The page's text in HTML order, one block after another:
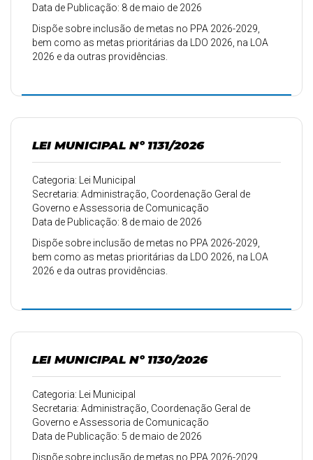
Data de Publicação: 8 de maio de 2026
Dispõe sobre inclusão de metas no PPA 2026-2029,
bem como as metas prioritárias da LDO 2026, na LOA
2026 e da outras providências.
LEI MUNICIPAL Nº 1131/2026
Categoria: Lei Municipal
Secretaria: Administração, Coordenação Geral de
Governo e Assessoria de Comunicação
Data de Publicação: 8 de maio de 2026
Dispõe sobre inclusão de metas no PPA 2026-2029,
bem como as metas prioritárias da LDO 2026, na LOA
2026 e da outras providências.
LEI MUNICIPAL Nº 1130/2026
Categoria: Lei Municipal
Secretaria: Administração, Coordenação Geral de
Governo e Assessoria de Comunicação
Data de Publicação: 5 de maio de 2026
Dispõe sobre inclusão de metas no PPA 2026-2029,